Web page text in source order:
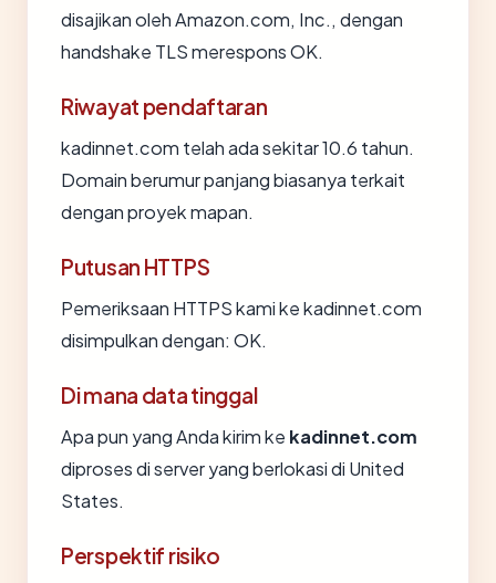
disajikan oleh Amazon.com, Inc., dengan
handshake TLS merespons OK.
Riwayat pendaftaran
kadinnet.com telah ada sekitar 10.6 tahun.
Domain berumur panjang biasanya terkait
dengan proyek mapan.
Putusan HTTPS
Pemeriksaan HTTPS kami ke kadinnet.com
disimpulkan dengan: OK.
Di mana data tinggal
Apa pun yang Anda kirim ke kadinnet.com
diproses di server yang berlokasi di United
States.
Perspektif risiko